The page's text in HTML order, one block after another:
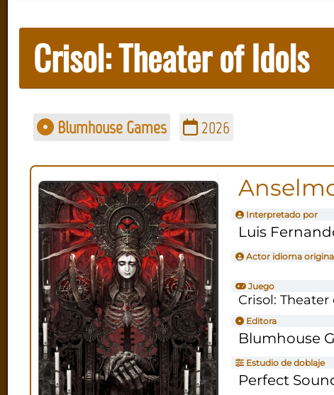
Crisol: Theater of Idols
Blumhouse Games 2026
Interpretado por
Luis
Actor idioma
Juego
Crisol: Theater
Editora
Blumhouse
Estudio de doblaje
Perfect